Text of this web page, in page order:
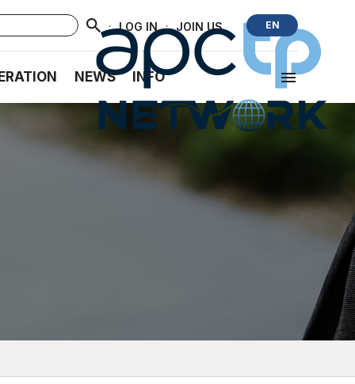
· LOG IN · JOIN US EN
NEWS INFO